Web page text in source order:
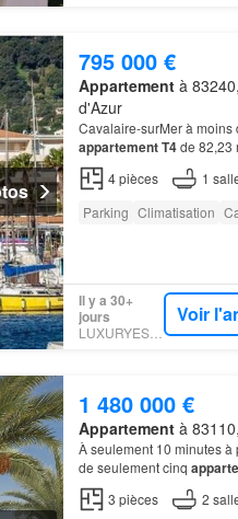
795 000 €
Appartementà
d'Azur
Cavalaire-surMer à moins
appartement T4de 82,23
cuisine, 3chambres, Une
4pièces 1
Parking Climatisation
Il y a 30+
jours
LUXURYESTATE
Voir
1 480 000 €
Appartementà
À seulement 10 minutes
de seulement cinq
spacieux séjour de 47,33
3 pièces 2